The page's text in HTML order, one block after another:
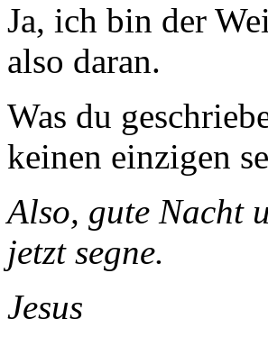
Ja, ich bin der
also daran.
Was du
keinen einzigen
Also, gute Nacht
jetzt segne.
Jesus